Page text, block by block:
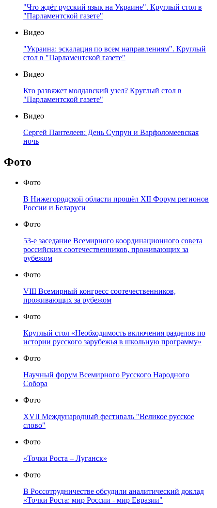
"Что ждёт русский язык на Украине". Круглый стол в
"Парламентской газете"
Видео
"Украина: эскалация по всем направлениям". Круглый
стол в "Парламентской газете"
Видео
Кто развяжет молдавский узел? Круглый стол в
"Парламентской газете"
Видео
Сергей Пантелеев: День Супрун и Варфоломеевская
ночь
Фото
Фото
В Нижегородской области прошёл XII Форум регионов
России и Беларуси
Фото
53-е заседание Всемирного координационного совета
российских соотечественников, проживающих за
рубежом
Фото
VIII Всемирный конгресс соотечественников,
проживающих за рубежом
Фото
Круглый стол «Необходимость включения разделов по
истории русского зарубежья в школьную программу»
Фото
Научный форум Всемирного Русского Народного
Собора
Фото
XVII Международный фестиваль "Великое русское
слово"
Фото
«Точки Роста – Луганск»
Фото
В Россотрудничестве обсудили аналитический доклад
«Точки Роста: мир России - мир Евразии"